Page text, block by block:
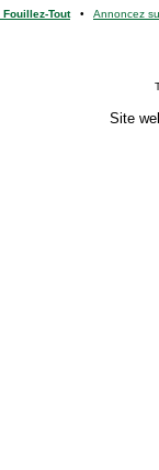
Fouillez-Tout• Annoncez
Site